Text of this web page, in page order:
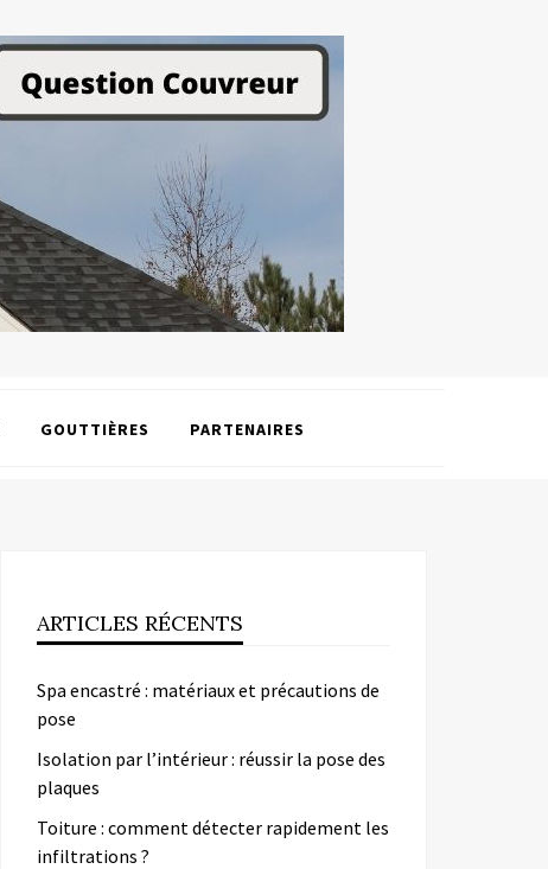
GOUTTIÈRES PARTENAIRES
ARTICLES RÉCENTS
Spa encastré : matériaux et précautions de
pose
Isolation par l’intérieur : réussir la pose des
plaques
Toiture : comment détecter rapidement les
infiltrations ?